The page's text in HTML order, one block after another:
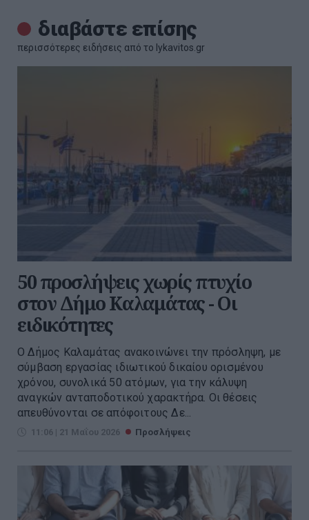
διαβάστε επίσης
περισσότερες ειδήσεις από το lykavitos.gr
50 προσλήψεις χωρίς πτυχίο
στον Δήμο Καλαμάτας - Οι
ειδικότητες
Ο Δήμος Καλαμάτας ανακοινώνει την πρόσληψη, με
σύμβαση εργασίας ιδιωτικού δικαίου ορισμένου
χρόνου, συνολικά 50 ατόμων, για την κάλυψη
αναγκών ανταποδοτικού χαρακτήρα. Οι θέσεις
απευθύνονται σε απόφοιτους Δε...
11:06 | 21 Μαΐου 2026 Προσλήψεις